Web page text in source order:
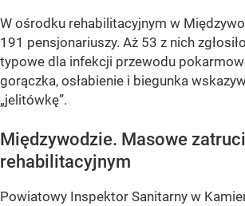
W ośrodku rehabilitacyjnym w
191 pensjonariuszy. Aż 53 z nich
typowe dla infekcji przewodu
gorączka, osłabienie i biegunka
„jelitówkę”.
Międzywodzie. Masowe
rehabilitacyjnym
Powiatowy Inspektor Sanitarny w